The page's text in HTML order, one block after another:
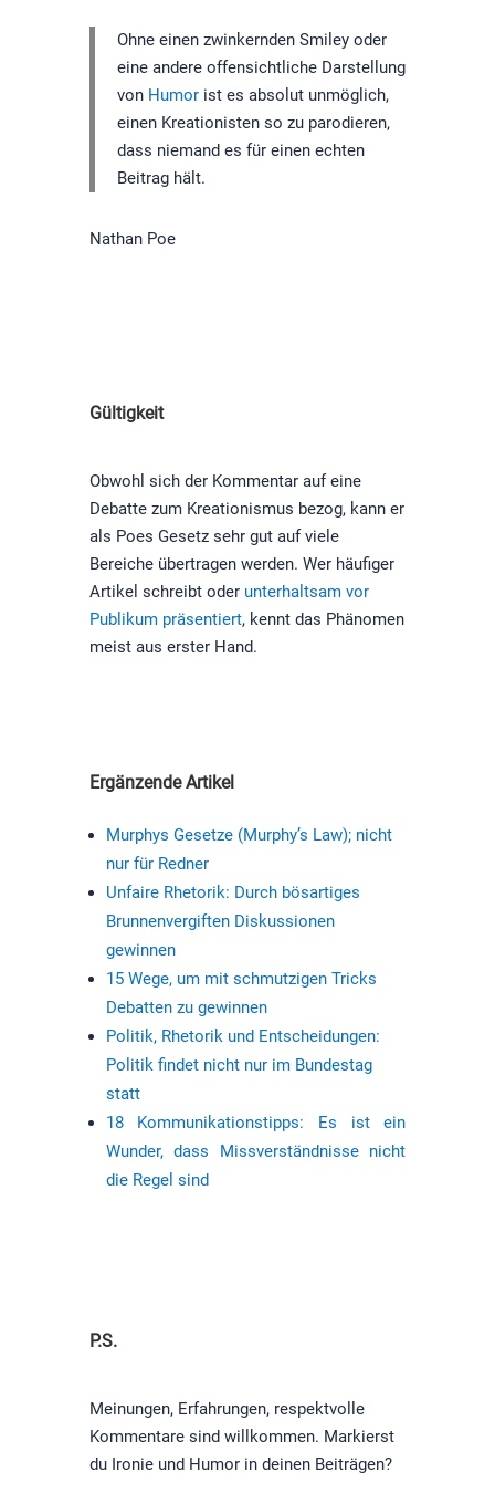
Ohne einen zwinkernden Smiley oder
eine andere offensichtliche Darstellung
von Humorist es absolut unmöglich,
einen Kreationisten so zu parodieren,
dass niemand es für einen echten
Beitrag hält.
Nathan Poe
Gültigkeit
Obwohl sich der Kommentar auf eine
Debatte zum Kreationismus bezog, kann er
als Poes Gesetz sehr gut auf viele
Bereiche übertragen werden. Wer häufiger
Artikel schreibt oder unterhaltsam vor
Publikum präsentiert, kennt das Phänomen
meist aus erster Hand.
Ergänzende Artikel
Murphys Gesetze (Murphy’s Law); nicht
nur für Redner
Unfaire Rhetorik: Durch bösartiges
Brunnenvergiften Diskussionen
gewinnen
15 Wege, um mit schmutzigen Tricks
Debatten zu gewinnen
Politik, Rhetorik und Entscheidungen:
Politik findet nicht nur im Bundestag
statt
18 Kommunikationstipps: Es ist ein
Wunder, dass Missverständnisse nicht
die Regel sind
P.S.
Meinungen, Erfahrungen, respektvolle
Kommentare sind willkommen. Markierst
du Ironie und Humor in deinen Beiträgen?